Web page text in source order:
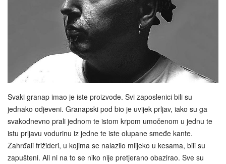
Svaki granap imao je iste proizvode. Svi zaposlenici bili su
jednako odjeveni. Granapski pod bio je uvijek prljav, iako su ga
svakodnevno prali jednom te istom krpom umočenom u jednu te
istu prljavu vodurinu iz jedne te iste olupane smeđe kante.
Zahrđali frižideri, u kojima se nalazilo mlijeko u kesama, bili su
zapušteni. Ali ni na to se niko nije pretjerano obazirao. Sve su